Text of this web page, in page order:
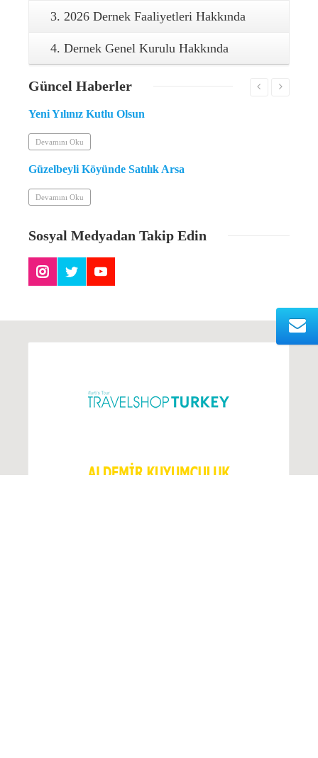
3. 2026 Dernek Faaliyetleri Hakkında
4. Dernek Genel Kurulu Hakkında
Güncel Haberler
Yeni Yılınız Kutlu Olsun
Devamını Oku
Güzelbeyli Köyünde Satılık Arsa
Devamını Oku
Sosyal Medyadan Takip Edin